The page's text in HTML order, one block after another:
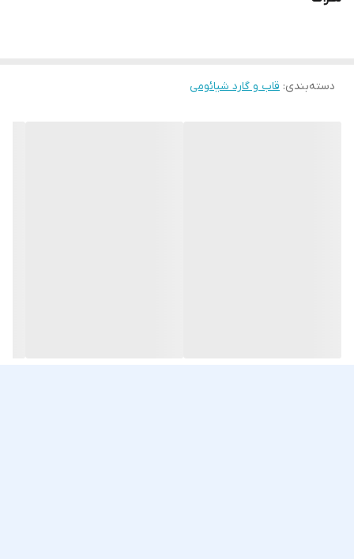
دسته‌بندی: قاب و گارد شیائومی